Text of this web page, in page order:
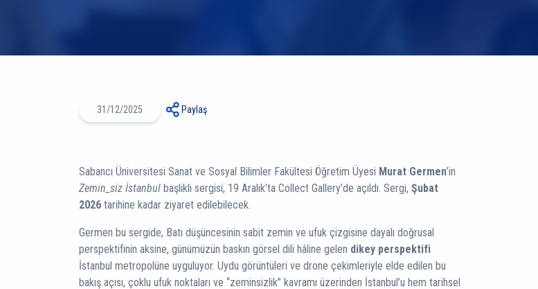
31/12/2025 Paylaş
Sabancı Üniversitesi Sanat ve Sosyal Bilimler Fakültesi Öğretim Üyesi Murat Germen’in
Zemin_siz İstanbul başlıklı sergisi, 19 Aralık’ta Collect Gallery’de açıldı. Sergi, Şubat
2026 tarihine kadar ziyaret edilebilecek.
Germen bu sergide, Batı düşüncesinin sabit zemin ve ufuk çizgisine dayalı doğrusal
perspektifinin aksine, günümüzün baskın görsel dili hâline gelen dikey perspektifi
İstanbul metropolüne uyguluyor. Uydu görüntüleri ve drone çekimleriyle elde edilen bu
bakış açısı, çoklu ufuk noktaları ve “zeminsizlik” kavramı üzerinden İstanbul’u hem tarihsel